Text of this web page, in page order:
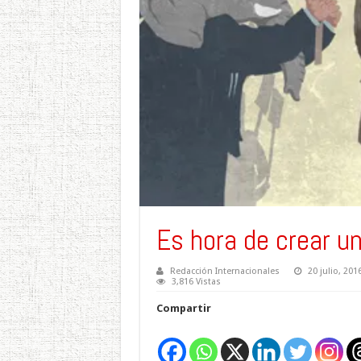
Es hora de crear
Redacción Internacionales 20 julio,
3,816 Vistas
Compartir